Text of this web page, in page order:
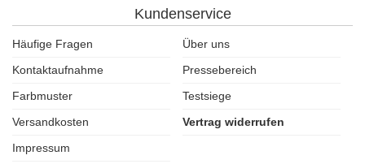
Kundenservice
Häufige Fragen
Über uns
Kontaktaufnahme
Pressebereich
Farbmuster
Testsiege
Versandkosten
Vertrag widerrufen
Impressum